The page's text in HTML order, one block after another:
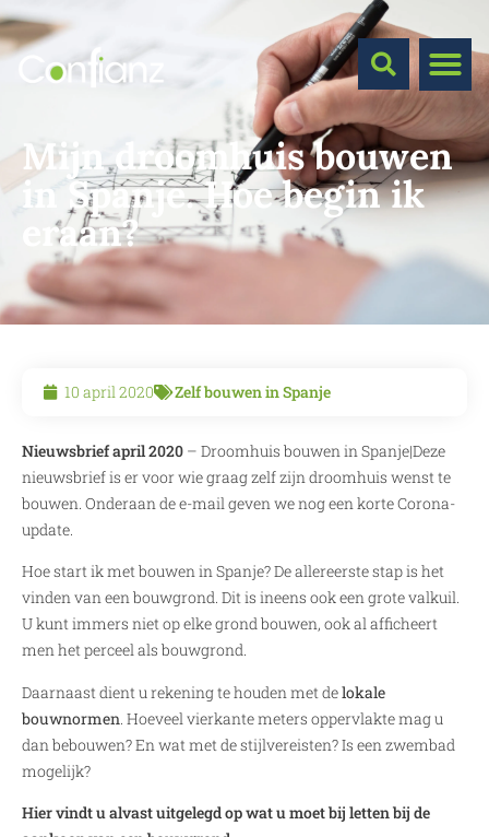
Mijn droomhuis bouwen
in Spanje. Hoe begin ik
eraan?
10 april 2020 Zelf bouwen in Spanje
Nieuwsbrief april 2020 – Droomhuis bouwen in Spanje|Deze
nieuwsbrief is er voor wie graag zelf zijn droomhuis wenst te
bouwen. Onderaan de e-mail geven we nog een korte Corona-
update.
Hoe start ik met bouwen in Spanje? De allereerste stap is het
vinden van een bouwgrond. Dit is ineens ook een grote valkuil.
U kunt immers niet op elke grond bouwen, ook al afficheert
men het perceel als bouwgrond.
Daarnaast dient u rekening te houden met delokale
bouwnormen . Hoeveel vierkante meters oppervlakte mag u
dan bebouwen? En wat met de stijlvereisten? Is een zwembad
mogelijk?
Hier vindt u alvast uitgelegd op wat u moet bij letten bij de